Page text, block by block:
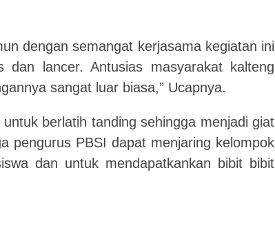
dengan semangat kerjasama kegiatan ini
dan lancer. Antusias masyarakat kalteng
sangat luar biasa,” Ucapnya.
berlatih tanding sehingga menjadi giat
pengurus PBSI dapat menjaring kelompok
dan untuk mendapatkankan bibit bibit